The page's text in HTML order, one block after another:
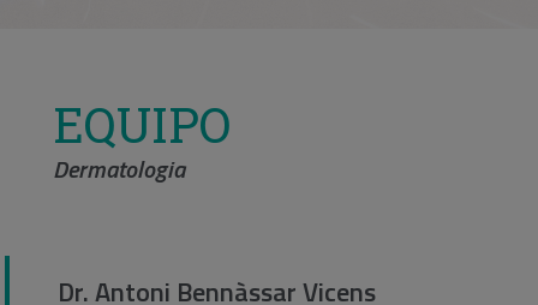
EQUIPO
Dermatologia
Dr. Antoni Bennàssar Vicens